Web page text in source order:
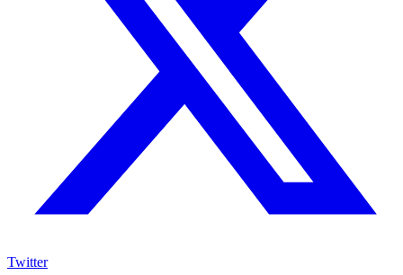
Twitter